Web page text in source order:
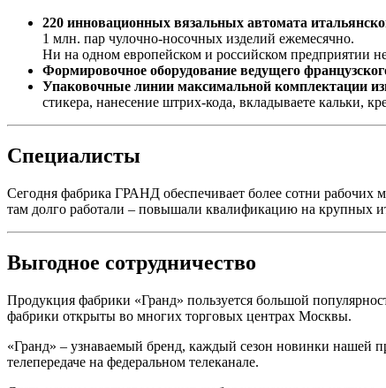
220 инновационных вязальных автомата
1 млн. пар чулочно-носочных изделий ежемесячно.
Ни на одном европейском и российском предприятии
Формировочное оборудование ведущего
Упаковочные линии максимальной комплектации
стикера, нанесение штрих-кода, вкладываете кальки,
Специалисты
Сегодня фабрика ГРАНД обеспечивает более сотни
там долго работали – повышали квалификацию на крупных
Выгодное сотрудничество
Продукция фабрики «Гранд» пользуется большой
фабрики открыты во многих торговых центрах Москвы.
«Гранд» – узнаваемый бренд, каждый сезон новинки нашей
телепередаче на федеральном телеканале.